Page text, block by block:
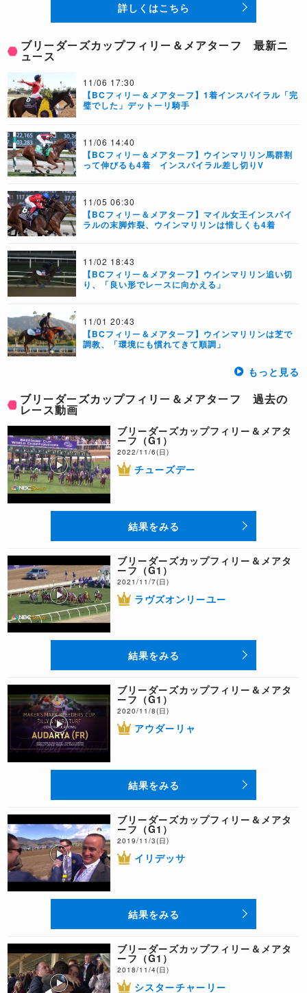
詳しくはこちら
ブリーダーズカップフィリー＆メアターフ 最新ニ
ュース
11/06 17:30
【BCフィリー＆メアターフ】1着インスパイラル「完
璧でした」デットーリ騎手
11/06 14:40
【BCフィリー＆メアターフ】ウインマリリン馬群割
って伸びるも4着 インスパイラル差し切りV
11/05 06:30
【BCフィリー＆メアターフ】マイル女王インスパイ
ラルの末脚炸裂、ウインマリリンは惜しくも4着
11/02 18:43
【BCフィリー＆メアターフ】ウインマリリン追い切
り、「良い形でレースに向かえる」
11/01 20:43
【BCフィリー＆メアターフ】ウインマリリンは芝で
調教、「環境にも慣れてきて順調」
もっと見る
ブリーダーズカップフィリー＆メアターフ 過去の
レース動画
ブリーダーズカップフィリー＆メアタ
ーフ（G1）
2022/11/6(日)
チューズデー
結果をみる
ブリーダーズカップフィリー＆メアタ
ーフ（G1）
2021/11/7(日)
ラヴズオンリーユー
結果をみる
ブリーダーズカップフィリー＆メアタ
ーフ（G1）
2020/11/8(日)
アウダーリャ
結果をみる
ブリーダーズカップフィリー＆メアタ
ーフ（G1）
2019/11/3(日)
イリデッサ
結果をみる
ブリーダーズカップフィリー＆メアタ
ーフ（G1）
2018/11/4(日)
シスターチャーリー